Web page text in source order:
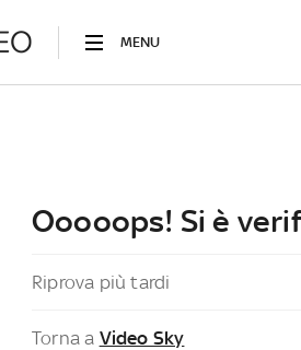
MENU
Ooooops! Si è
Riprova più tardi
Torna a Video Sky